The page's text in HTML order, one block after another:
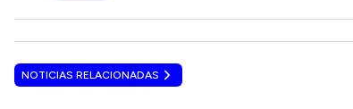
NOTICIAS RELACIONADAS